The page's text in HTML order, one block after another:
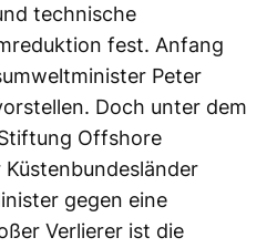
technische
fest. Anfang
Peter
Doch unter dem
Offshore
gegen eine
Verlierer ist die